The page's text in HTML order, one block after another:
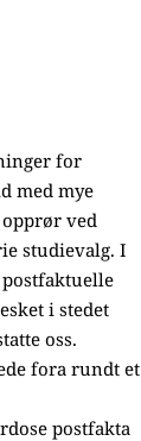
for
med mye
ved
studievalg. I
i stedet
oss.
fora rundt et
postfakta